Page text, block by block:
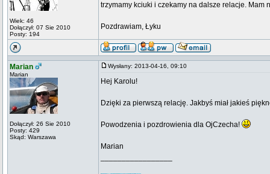
Wiek: 46
Dołączył: 07 Sie 2010
Posty: 194
trzymamy kciuki i czekamy na dalsze relacje.
Pozdrawiam, Łyku
Marian
Marian
Dołączył: 26 Sie 2010
Posty: 429
Skąd: Warszawa
Wysłany: 2013-04-16, 09:10
Hej Karolu!
Dzięki za pierwszą relację. Jakbyś miał jakieś
Powodzenia i pozdrowienia dla OjCzecha!
Marian